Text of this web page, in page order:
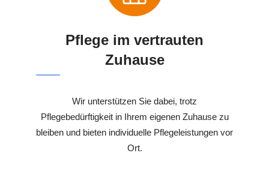
Pflege im vertrauten
Zuhause
Wir unterstützen Sie dabei, trotz
Pflegebedürftigkeit in Ihrem eigenen Zuhause zu
bleiben und bieten individuelle Pflegeleistungen vor
Ort.